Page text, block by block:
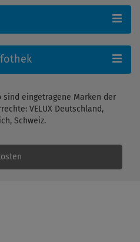
sind eingetragene Marken der
VELUX Deutschland,
Schweiz.